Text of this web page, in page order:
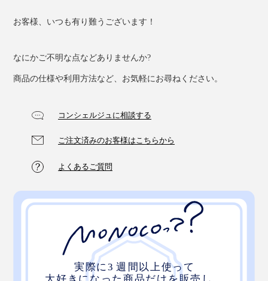
お客様、いつも有り難うございます！
なにかご不明な点などありませんか?
商品の仕様や利用方法など、お気軽にお尋ねください。
コンシェルジュに相談する
ご注文済みのお客様はこちらから
よくあるご質問